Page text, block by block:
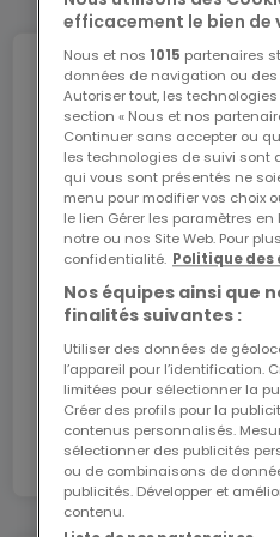
Agence ELSA'HOME à
concrétisation de vos
---------
ITZIG
Municipality of Hesperange
UNDER FUTURE
Three two-family houses
one single-family house.
Internet
L'internet Giga :
Bénéficiez d’1 mois
ATHOME26 sur le réseau
Luxembourg.
J’y
En partenariat avec
efficacement le bien de
Nous et nos 1015 partenaires
données de navigation ou
Autoriser tout, les
section « Nous et nos
Continuer sans accepter ou
les technologies de suivi sont
qui vous sont présentés ne
menu pour modifier vos choix
le lien Gérer les paramètres
notre ou nos Site Web. Pour
confidentialité. Politique des
Nos équipes ainsi que
finalités suivantes :
Utiliser des données de
l’appareil pour l’identification.
limitées pour sélectionner la
Créer des profils pour la
contenus personnalisés.
sélectionner des publicités
ou de combinaisons de
publicités. Développer et
contenu.